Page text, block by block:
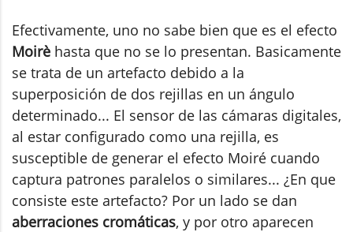
Efectivamente, uno no sabe bien que es el efecto
Moirè hasta que no se lo presentan. Basicamente
se trata de un artefacto debido a la
superposición de dos rejillas en un ángulo
determinado... El sensor de las cámaras digitales,
al estar configurado como una rejilla, es
susceptible de generar el efecto Moiré cuando
captura patrones paralelos o similares... ¿En que
consiste este artefacto? Por un lado se dan
aberraciones cromáticas, y por otro aparecen